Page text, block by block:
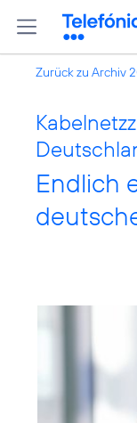
Zurück zu Archiv
Endlich